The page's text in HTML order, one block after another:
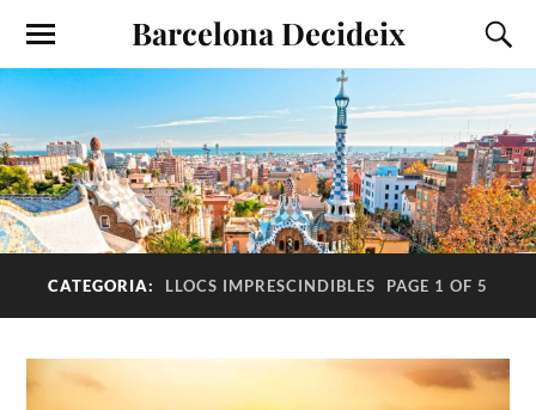
Barcelona Decideix
CATEGORIA: LLOCS IMPRESCINDIBLES PAGE 1 OF 5